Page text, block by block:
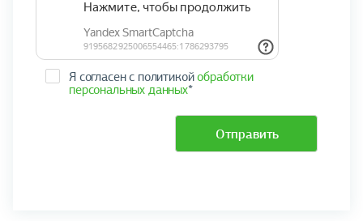
Я согласен с политикойобработки
персональных данных*
Отправить